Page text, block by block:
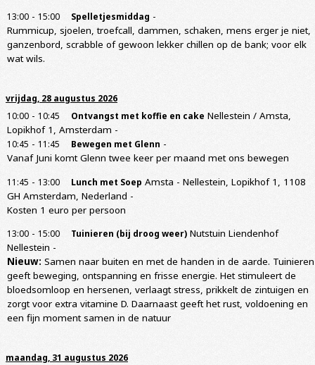
13:00 - 15:00 Spelletjesmiddag -
Rummicup, sjoelen, troefcall, dammen, schaken, mens erger je niet,
ganzenbord, scrabble of gewoon lekker chillen op de bank; voor elk
wat wils.
vrijdag, 28 augustus 2026
10:00 - 10:45 Ontvangst met koffie en cake Nellestein / Amsta,
Lopikhof 1, Amsterdam -
10:45 - 11:45 Bewegen met Glenn -
Vanaf Juni komt Glenn twee keer per maand met ons bewegen
11:45 - 13:00 Lunch met Soep Amsta - Nellestein, Lopikhof 1, 1108
GH Amsterdam, Nederland -
Kosten 1 euro per persoon
13:00 - 15:00 Tuinieren (bij droog weer) Nutstuin Liendenhof
Nellestein -
Nieuw: Samen naar buiten en met de handen in de aarde. Tuinieren
geeft beweging, ontspanning en frisse energie. Het stimuleert de
bloedsomloop en hersenen, verlaagt stress, prikkelt de zintuigen en
zorgt voor extra vitamine D. Daarnaast geeft het rust, voldoening en
een fijn moment samen in de natuur
maandag, 31 augustus 2026